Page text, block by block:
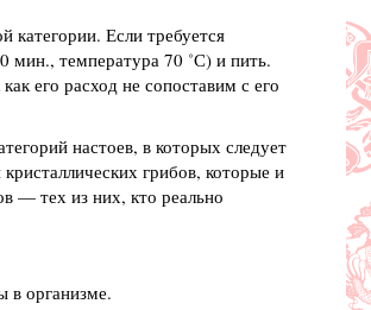
категории. Если требуется
мин., температура 70 ˚С) и пить.
его расход не сопоставим с его
настоев, в которых следует
грибов, которые и
— тех из них, кто реально
в организме.